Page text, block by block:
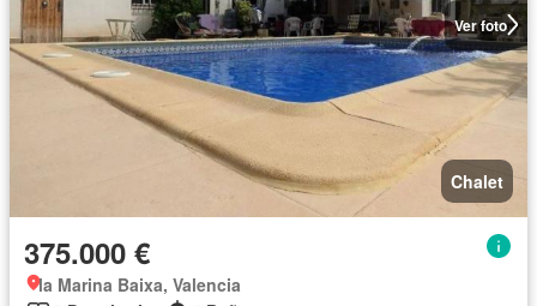
Ver foto
Chalet
375.000 €
la Marina Baixa, Valencia